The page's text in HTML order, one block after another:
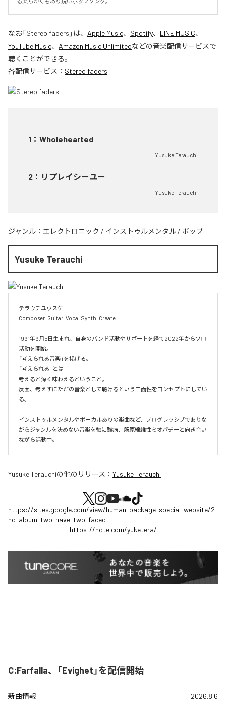
なお「Stereo faders 」は、 Apple Music、 Spotify、 LINE MUSIC、
YouTube Music、 Amazon Music Unlimitedなどの音楽配信サービスで
聴くことができる。
各配信サービス： Stereo faders
1 ： Wholehearted
Yusuke Terauchi
2 ： リプレイシーユー
Yusuke Terauchi
ジャンル： エレクトロニック / インストゥルメンタル / ポップ
Yusuke Terauchi
テラウチユウスケ
Composer. Guitar. Vocal.Synth. Create.
1991年9月5日生まれ、自身のバンド活動やサポートを経て2022年からソロ
活動を開始。
「考えられる音楽」を掲げる。
「考えられる」とは
考えると深く味わえるということ。
反面、考えずにただの音楽として聴けるという二面性をコンセプトにしてい
る。
インストゥルメンタルやボーカルありの楽曲など、プログレッシブでありな
がらジャンルを決めない音楽を軸に難病、筋原線維性ミオパチーと向き合い
ながら活動中。
Yusuke Terauchiの他のリリース： Yusuke Terauchi
https://sites.google.com/view/human-package-special-website/2
nd-album-two-have-two-faced
https://note.com/yuketera/
C:Farfalla、「Evighet」を配信開始
新曲情報 2026.8.6